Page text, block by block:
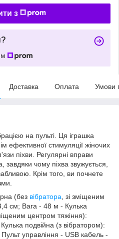
з
Доставка Оплата Умови
на пульті. Ця іграшка
ефективної стимуляції жіночих
піхви. Регулярні вправи
чому піхва звужується,
Крім того, ви почнете
(без вібратора , зі зміщеним
см; Вага - 48 м - Кулька
центром тяжіння):
подвійна (з вібратором):
управління - USB кабель -